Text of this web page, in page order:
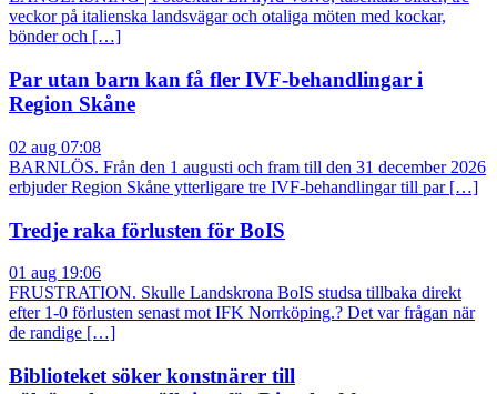
veckor på italienska landsvägar och otaliga möten med kockar,
bönder och […]
Par utan barn kan få fler IVF-behandlingar i
Region Skåne
02 aug 07:08
BARNLÖS. Från den 1 augusti och fram till den 31 december 2026
erbjuder Region Skåne ytterligare tre IVF-behandlingar till par […]
Tredje raka förlusten för BoIS
01 aug 19:06
FRUSTRATION. Skulle Landskrona BoIS studsa tillbaka direkt
efter 1-0 förlusten senast mot IFK Norrköping.? Det var frågan när
de randige […]
Biblioteket söker konstnärer till